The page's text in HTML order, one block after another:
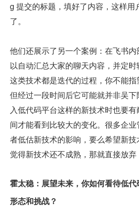
g 提交的标题，填好了内容，这样用
了。
他们还展示了另一个案例：在飞书
以自动汇总大家的聊天内容，并定
这类技术都是迭代的过程，你不能指
但经过一段时间后它可能就并非吴
入低代码平台这样的新技术时也要
间才能看到比较大的变化。很多企
者低估新技术的影响，要么希望新
觉得新技术还不成熟，那就直接放弃
霍太稳：展望未来，你如何看待低代
形态和挑战？